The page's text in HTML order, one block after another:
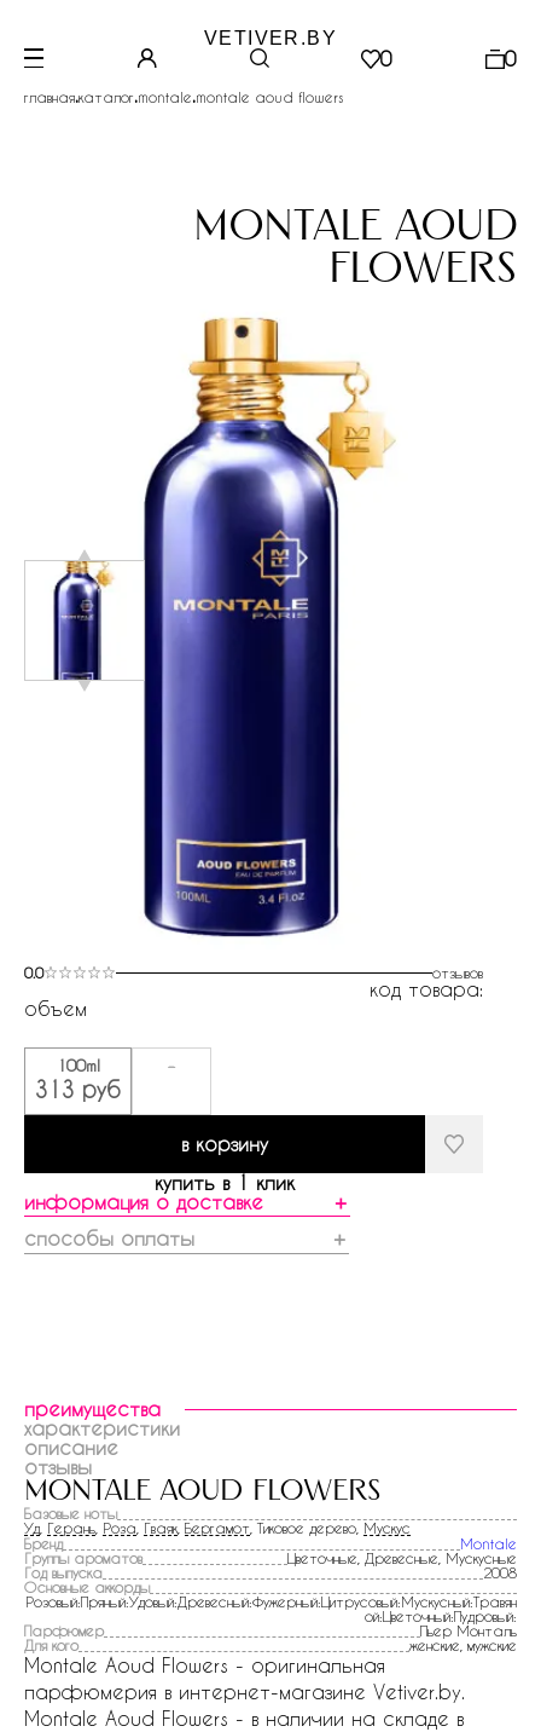
VETIVER.BY
0 0
главная.каталог.montale.montale aoud flowers
montale aoud
flowers
0.0 отзывов
код товара:
объем
100ml
313 руб
-
в корзину
купить в 1 клик
информация о доставке
＋
способы оплаты
＋
преимущества
характеристики
описание
отзывы
montale aoud flowers
Базовые ноты
Уд Герань Роза Гваяк Бергамот , Тиковое дерево, Мускус
Бренд
Montale
Группы ароматов
Цветочные, Древесные, Мускусные
Год выпуска
2008
Основные аккорды
Розовый:Пряный:Удовый:Древесный:Фужерный:Цитрусовый:Мускусный:Травян
ой:Цветочный:Пудровый:
Парфюмер
Пьер Монталь
Для кого
женские, мужские
Montale Aoud Flowers - оригинальная
парфюмерия в интернет-магазине Vetiver.by.
Montale Aoud Flowers - в наличии на складе в